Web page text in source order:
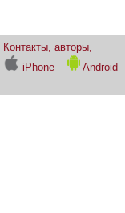
Контакты, авторы,
iPhone
Android